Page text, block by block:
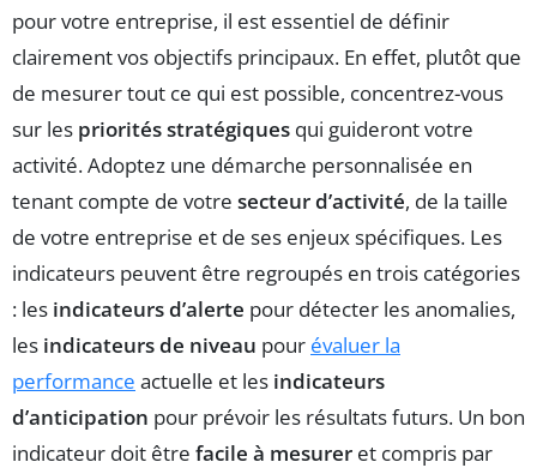
pour votre entreprise, il est essentiel de définir
clairement vos objectifs principaux. En effet, plutôt que
de mesurer tout ce qui est possible, concentrez-vous
sur les priorités stratégiques qui guideront votre
activité. Adoptez une démarche personnalisée en
tenant compte de votre secteur d’activité, de la taille
de votre entreprise et de ses enjeux spécifiques. Les
indicateurs peuvent être regroupés en trois catégories
: les indicateurs d’alerte pour détecter les anomalies,
les indicateurs de niveau pour évaluer la
performance actuelle et les indicateurs
d’anticipation pour prévoir les résultats futurs. Un bon
indicateur doit être facile à mesurer et compris par